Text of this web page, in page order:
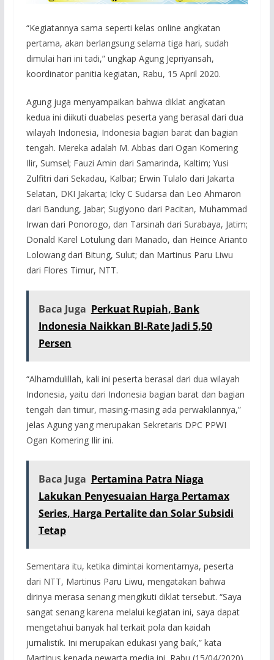
“Kegiatannya sama seperti kelas online angkatan
pertama, akan berlangsung selama tiga hari, sudah
dimulai hari ini tadi,” ungkap Agung Jepriyansah,
koordinator panitia kegiatan, Rabu, 15 April 2020.
Agung juga menyampaikan bahwa diklat angkatan
kedua ini diikuti duabelas peserta yang berasal dari dua
wilayah Indonesia, Indonesia bagian barat dan bagian
tengah. Mereka adalah M. Abbas dari Ogan Komering
Ilir, Sumsel; Fauzi Amin dari Samarinda, Kaltim; Yusi
Zulfitri dari Sekadau, Kalbar; Erwin Tulalo dari Jakarta
Selatan, DKI Jakarta; Icky C Sudarsa dan Leo Ahmaron
dari Bandung, Jabar; Sugiyono dari Pacitan, Muhammad
Irwan dari Ponorogo, dan Tarsinah dari Surabaya, Jatim;
Donald Karel Lotulung dari Manado, dan Heince Arianto
Lolowang dari Bitung, Sulut; dan Martinus Paru Liwu
dari Flores Timur, NTT.
Baca Juga Perkuat Rupiah, Bank
Indonesia Naikkan BI-Rate Jadi 5,50
Persen
“Alhamdulillah, kali ini peserta berasal dari dua wilayah
Indonesia, yaitu dari Indonesia bagian barat dan bagian
tengah dan timur, masing-masing ada perwakilannya,”
jelas Agung yang merupakan Sekretaris DPC PPWI
Ogan Komering Ilir ini.
Baca Juga Pertamina Patra Niaga
Lakukan Penyesuaian Harga Pertamax
Series, Harga Pertalite dan Solar Subsidi
Tetap
Sementara itu, ketika dimintai komentarnya, peserta
dari NTT, Martinus Paru Liwu, mengatakan bahwa
dirinya merasa senang mengikuti diklat tersebut. “Saya
sangat senang karena melalui kegiatan ini, saya dapat
mengetahui banyak hal terkait pola dan kaidah
jurnalistik. Ini merupakan edukasi yang baik,” kata